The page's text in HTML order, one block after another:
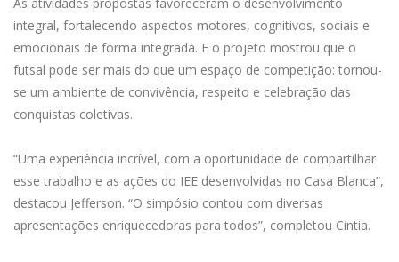
integral, fortalecendo aspectos motores, cognitivos, sociais e
emocionais de forma integrada. E o projeto mostrou que o
futsal pode ser mais do que um espaço de competição: tornou-
se um ambiente de convivência, respeito e celebração das
conquistas coletivas.
“Uma experiência incrível, com a oportunidade de compartilhar
esse trabalho e as ações do IEE desenvolvidas no Casa Blanca”,
destacou Jefferson. “O simpósio contou com diversas
apresentações enriquecedoras para todos”, completou Cintia.